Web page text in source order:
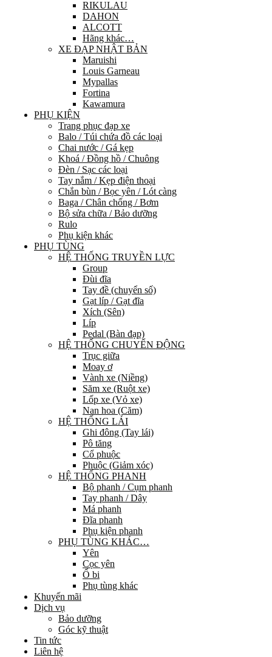
RIKULAU
DAHON
ALCOTT
Hãng khác…
XE ĐẠP NHẬT BẢN
Maruishi
Louis Garneau
Mypallas
Fortina
Kawamura
PHỤ KIỆN
Trang phục đạp xe
Balo / Túi chứa đồ các loại
Chai nước / Gá kẹp
Khoá / Đồng hồ / Chuông
Đèn / Sạc các loại
Tay nắm / Kẹp điện thoại
Chắn bùn / Bọc yên / Lót càng
Baga / Chân chống / Bơm
Bộ sửa chữa / Bảo dưỡng
Rulo
Phụ kiện khác
PHỤ TÙNG
HỆ THỐNG TRUYỀN LỰC
Group
Đùi đĩa
Tay đề (chuyển số)
Gạt líp / Gạt đĩa
Xích (Sên)
Líp
Pedal (Bàn đạp)
HỆ THỐNG CHUYỂN ĐỘNG
Trục giữa
Moay ơ
Vành xe (Niềng)
Săm xe (Ruột xe)
Lốp xe (Vỏ xe)
Nan hoa (Căm)
HỆ THỐNG LÁI
Ghi đông (Tay lái)
Pô tăng
Cổ phuộc
Phuộc (Giảm xóc)
HỆ THỐNG PHANH
Bộ phanh / Cụm phanh
Tay phanh / Dây
Má phanh
Đĩa phanh
Phụ kiện phanh
PHỤ TÙNG KHÁC…
Yên
Cọc yên
Ổ bi
Phụ tùng khác
Khuyến mãi
Dịch vụ
Bảo dưỡng
Góc kỹ thuật
Tin tức
Liên hệ